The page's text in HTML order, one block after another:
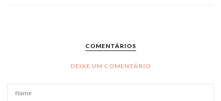
COMENTÁRIOS
DEIXE UM COMENTÁRIO